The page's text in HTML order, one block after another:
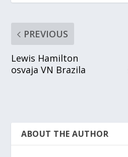
PREVIOUS
Lewis Hamilton
osvaja VN Brazila
ABOUT THE AUTHOR